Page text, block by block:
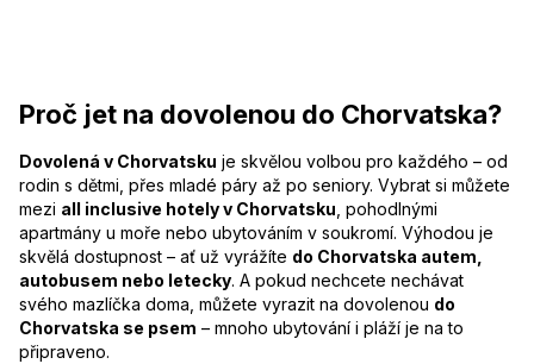
Proč jet na dovolenou do Chorvatska?
Dovolená v Chorvatsku je skvělou volbou pro každého – od
rodin s dětmi, přes mladé páry až po seniory. Vybrat si můžete
mezi all inclusive hotely v Chorvatsku , pohodlnými
apartmány u moře nebo ubytováním v soukromí. Výhodou je
skvělá dostupnost – ať už vyrážíte do Chorvatska autem,
autobusem nebo letecky. A pokud nechcete nechávat
svého mazlíčka doma, můžete vyrazit na dovolenou do
Chorvatska se psem – mnoho ubytování i pláží je na to
připraveno.